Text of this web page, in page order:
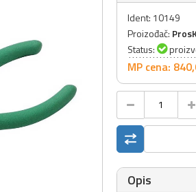
Ident: 10149
Proizođač:
Status:
MP cena: 840,
Opis